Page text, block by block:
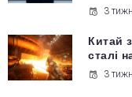
3
Китай
сталі
3